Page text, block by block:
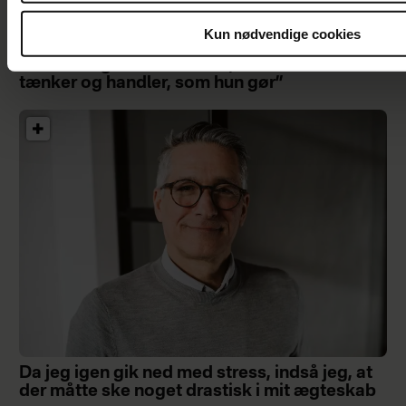
Kun nødvendige cookies
Inger Støjberg har startet en tradition med sin
tænker og handler, som hun gør”
Da jeg igen gik ned med stress, indså jeg, at
der måtte ske noget drastisk i mit ægteskab